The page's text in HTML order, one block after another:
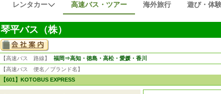
レンタカー 高速バス・ツアー 海外旅行 遊び・体
琴平バス（株）
【高速バス 路線】
福岡⇒高知・徳島・高松・愛媛・香川
【高速バス 便名／ブランド名】
【601】KOTOBUS EXPRESS